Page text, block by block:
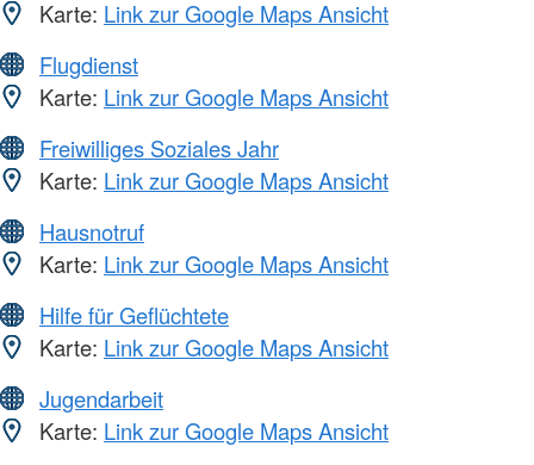
Karte: Link zur Google Maps Ansicht
Flugdienst
Karte: Link zur Google Maps Ansicht
Freiwilliges Soziales Jahr
Karte: Link zur Google Maps Ansicht
Hausnotruf
Karte: Link zur Google Maps Ansicht
Hilfe für Geflüchtete
Karte: Link zur Google Maps Ansicht
Jugendarbeit
Karte: Link zur Google Maps Ansicht